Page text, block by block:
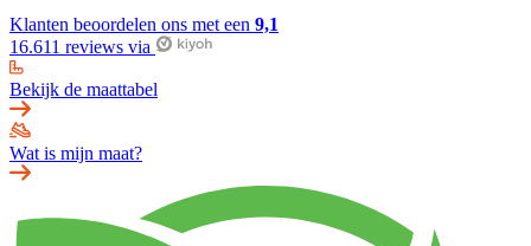
Klanten beoordelen ons met een 9,1
16.611 reviews via
Bekijk de maattabel
Wat is mijn maat?